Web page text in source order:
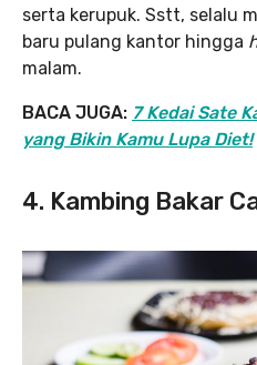
serta kerupuk. Sstt, selalu
baru pulang kantor hingga
malam.
BACA JUGA: 7 Kedai Sate
yang Bikin Kamu Lupa Diet!
4. Kambing Bakar